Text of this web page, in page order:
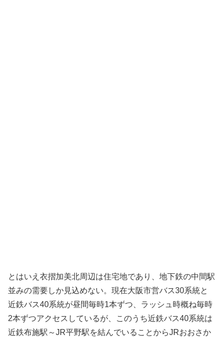
とはいえ衣摺加美北周辺は住宅地であり、地下鉄の中間駅
並みの需要しか見込めない。現在大阪市営バス30系統と
近鉄バス40系統が昼間毎時1本ずつ、ラッシュ時概ね毎時
2本ずつアクセスしているが、このうち近鉄バス40系統は
近鉄布施駅～JR平野駅を結んでいることからJRおおさか